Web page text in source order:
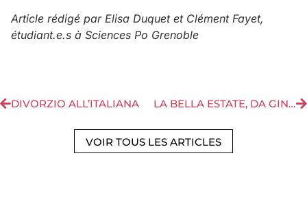
Article rédigé par Elisa Duquet et Clément Fayet,
étudiant.e.s à Sciences Po Grenoble
DIVORZIO ALL’ITALIANA LA BELLA ESTATE, DA GINIETTA A GINIA
VOIR TOUS LES ARTICLES